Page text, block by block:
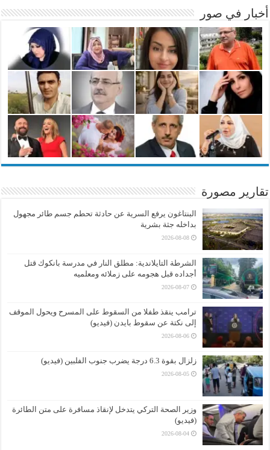
أخبار في صور
تقارير مصورة
البنتاغون يرفع السرية عن حادثة تحطم جسم طائر مجهول
بداخله جثة بشرية
2026-08-08
الشرطة التايلاندية: مطلق النار في مدرسة بانكوك قتل
أجداده قبل هجومه على زملائه ومعلميه
2026-08-07
ترامب ينقذ طفلا من السقوط على المسرح ويحول الموقف
إلى نكتة عن سقوط بايدن (فيديو)
2026-08-06
زلزال بقوة 6.3 درجة يضرب جنوب الفلبين (فيديو)
2026-08-05
وزير الصحة التركي يتدخل لإنقاذ مسافرة على متن الطائرة
(فيديو)
2026-08-04